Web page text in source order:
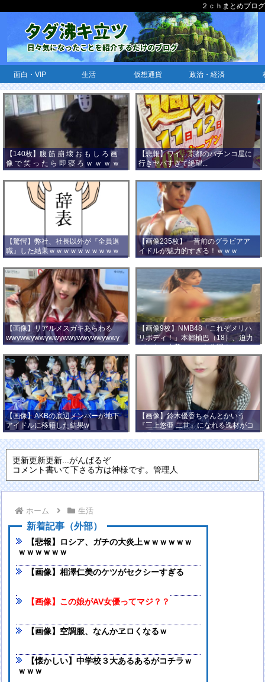
２ｃｈまとめブログ
面白・VIP 生活 仮想通貨 政治・経済
【140枚】腹 筋 崩 壊 お も し ろ 画
像 で 笑 っ た ら 即 寝 ろ ｗ ｗ ｗ ｗ
ｗ ｗ ｗ ｗ ｗ ｗ ｗ ｗ
【悲報】ワイ、京都のパチンコ屋に
行きヤバすぎて絶望...
【驚愕】弊社、社長以外が『全員退
職』した結果ｗｗｗｗｗｗｗｗｗｗ
ｗｗｗ
【画像235枚】一昔前のグラビアア
イドルが魅力的すぎる！ｗｗｗ
【画像】リアルメスガキあらわる
wwywwywwywwywwywwywwywwy
wwy
【画像9枚】NMB48「これぞメリハ
リボディ！」本郷柚巴（18）、迫力
バストの水着ショット公開！
【画像】AKBの底辺メンバーが地下
アイドルに移籍した結果w
【画像】鈴木優香ちゃんとかいう
『三上悠亜 二世』になれる逸材がコ
チラ
更新更新更新...がんばるぞ
コメント書いて下さる方は神様です。管理人
ホーム 生活
新着記事（外部）
【悲報】ロシア、ガチの大炎上ｗｗｗｗｗｗ
ｗｗｗｗｗｗ
【画像】相澤仁美のケツがセクシーすぎる
【画像】この娘がAV女優ってマジ？？
【画像】空調服、なんかヱロくなるｗ
【懐かしい】中学校３大あるあるがコチラｗ
ｗｗｗ